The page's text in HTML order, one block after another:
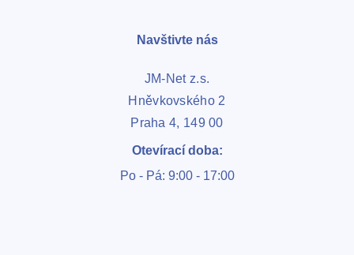
Kontakty
Navštivte nás
JM-Net z.s.
Hněvkovského 2
Praha 4, 149 00
Otevírací doba:
Po - Pá: 9:00 - 17:00